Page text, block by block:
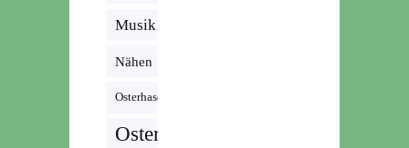
Musik /
Radio /
Podcast
Nähen
Osterhase
Ostern